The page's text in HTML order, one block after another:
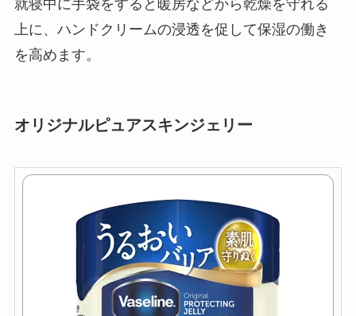
就寝中に手袋をすると暖房などから乾燥を守れる
上に、ハンドクリームの浸透を促して保湿の働き
を高めます。
オリジナルピュアスキンジェリー